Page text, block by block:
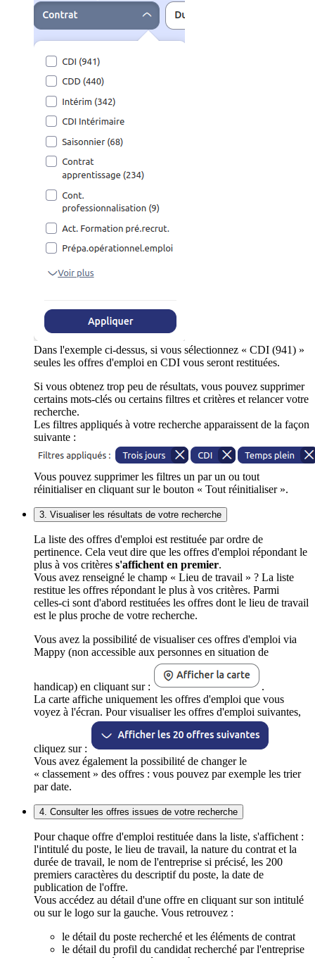
Dans l'exemple ci-dessus, si vous sélectionnez « CDI (941) »
seules les offres d'emploi en CDI vous seront restituées.
Si vous obtenez trop peu de résultats, vous pouvez supprimer
certains mots-clés ou certains filtres et critères et relancer votre
recherche.
Les filtres appliqués à votre recherche apparaissent de la façon
suivante :
Vous pouvez supprimer les filtres un par un ou tout
réinitialiser en cliquant sur le bouton « Tout réinitialiser ».
3. Visualiser les résultats de votre recherche
La liste des offres d'emploi est restituée par ordre de
pertinence. Cela veut dire que les offres d'emploi répondant le
plus à vos critères s'affichent en premier.
Vous avez renseigné le champ « Lieu de travail » ? La liste
restitue les offres répondant le plus à vos critères. Parmi
celles-ci sont d'abord restituées les offres dont le lieu de travail
est le plus proche de votre recherche.
Vous avez la possibilité de visualiser ces offres d'emploi via
Mappy (non accessible aux personnes en situation de
handicap) en cliquant sur :
.
La carte affiche uniquement les offres d'emploi que vous
voyez à l'écran. Pour visualiser les offres d'emploi suivantes,
cliquez sur :
Vous avez également la possibilité de changer le
« classement » des offres : vous pouvez par exemple les trier
par date.
4. Consulter les offres issues de votre recherche
Pour chaque offre d'emploi restituée dans la liste, s'affichent :
l'intitulé du poste, le lieu de travail, la nature du contrat et la
durée de travail, le nom de l'entreprise si précisé, les 200
premiers caractères du descriptif du poste, la date de
publication de l'offre.
Vous accédez au détail d'une offre en cliquant sur son intitulé
ou sur le logo sur la gauche. Vous retrouvez :
le détail du poste recherché et les éléments de contrat
le détail du profil du candidat recherché par l'entreprise